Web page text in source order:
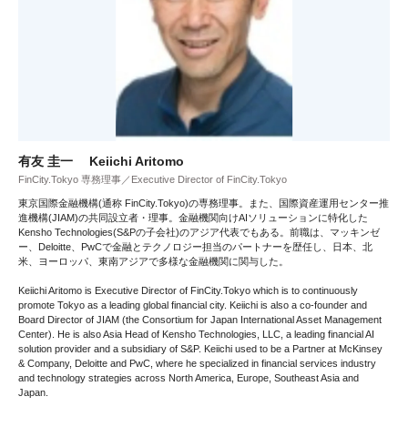
有友 圭一 Keiichi Aritomo
FinCity.Tokyo 専務理事／Executive Director of FinCity.Tokyo
東京国際金融機構(通称 FinCity.Tokyo)の専務理事。また、国際資産運用センター推
進機構(JIAM)の共同設立者・理事。金融機関向けAIソリューションに特化した
Kensho Technologies(S&Pの子会社)のアジア代表でもある。前職は、マッキンゼ
ー、Deloitte、PwCで金融とテクノロジー担当のパートナーを歴任し、日本、北
米、ヨーロッパ、東南アジアで多様な金融機関に関与した。
Keiichi Aritomo is Executive Director of FinCity.Tokyo which is to continuously
promote Tokyo as a leading global financial city. Keiichi is also a co-founder and
Board Director of JIAM (the Consortium for Japan International Asset Management
Center). He is also Asia Head of Kensho Technologies, LLC, a leading financial AI
solution provider and a subsidiary of S&P. Keiichi used to be a Partner at McKinsey
& Company, Deloitte and PwC, where he specialized in financial services industry
and technology strategies across North America, Europe, Southeast Asia and
Japan.